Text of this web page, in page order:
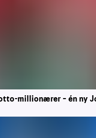
millionærer – én ny